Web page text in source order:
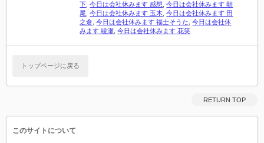
下 ,今日は会社休みます 感想 ,今日は会社休みます 朝
尾 ,今日は会社休みます 玉木 ,今日は会社休みます 田
之倉 ,今日は会社休みます 福士そうた ,今日は会社休
みます 綾瀬 ,今日は会社休みます 花笑
トップページに戻る
RETURN TOP
このサイトについて